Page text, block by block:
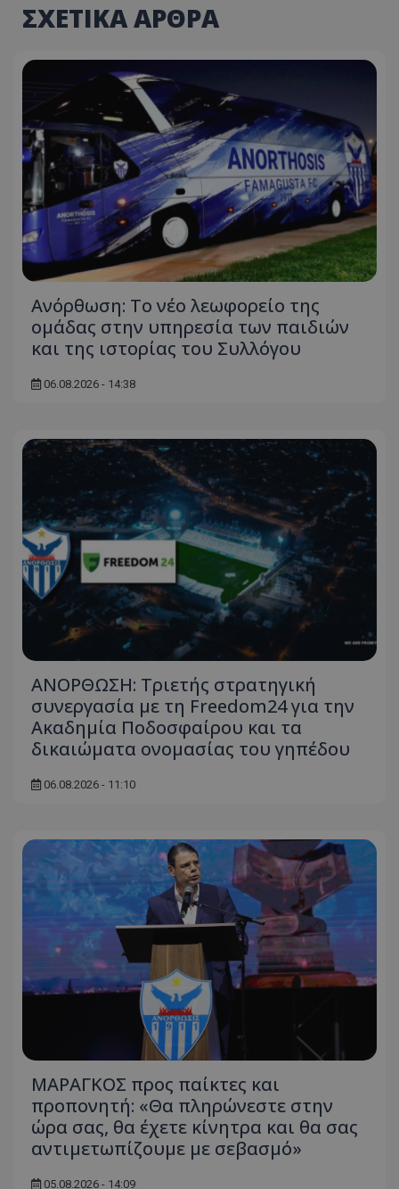
ΣΧΕΤΙΚΑ ΑΡΘΡΑ
Ανόρθωση: Το νέο λεωφορείο της
ομάδας στην υπηρεσία των παιδιών
και της ιστορίας του Συλλόγου
06.08.2026 - 14:38
ΑΝΟΡΘΩΣΗ: Τριετής στρατηγική
συνεργασία με τη Freedom24 για την
Ακαδημία Ποδοσφαίρου και τα
δικαιώματα ονομασίας του γηπέδου
06.08.2026 - 11:10
ΜΑΡΑΓΚΟΣ προς παίκτες και
προπονητή: «Θα πληρώνεστε στην
ώρα σας, θα έχετε κίνητρα και θα σας
αντιμετωπίζουμε με σεβασμό»
05.08.2026 - 14:09